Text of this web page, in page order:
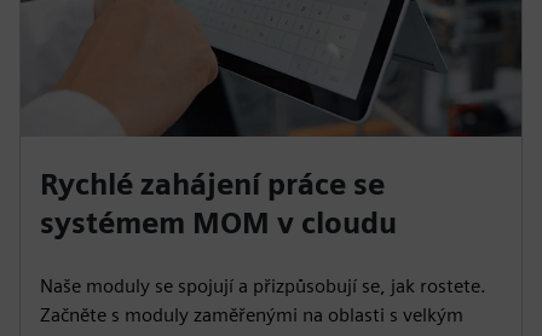
Rychlé zahájení práce se
systémem MOM v cloudu
Naše moduly se spojují a přizpůsobují se, jak rostete.
Začněte s moduly zaměřenými na oblasti s velkým